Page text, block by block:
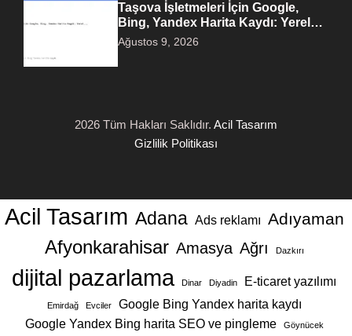
Taşova İşletmeleri İçin Google,
Bing, Yandex Harita Kaydı: Yerel…
Ağustos 9, 2026
2026 Tüm Hakları Saklıdır. Acil Tasarım
Gizlilik Politikası
Acil Tasarım Adana Ads reklamı Adıyaman
Afyonkarahisar Amasya Ağrı Dazkırı
dijital pazarlama Dinar Diyadin E-ticaret yazılımı
Emirdağ Evciler
Google Bing Yandex harita kaydı
Google Yandex Bing harita SEO ve pingleme
Göynücek